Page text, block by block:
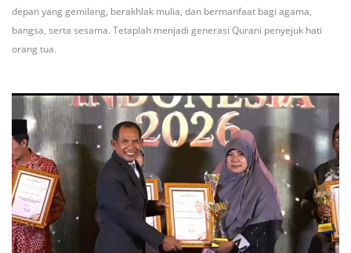
depan yang gemilang, berakhlak mulia, dan bermanfaat bagi agama,
bangsa, serta sesama. Tetaplah menjadi generasi Qurani penyejuk hati
orang tua.